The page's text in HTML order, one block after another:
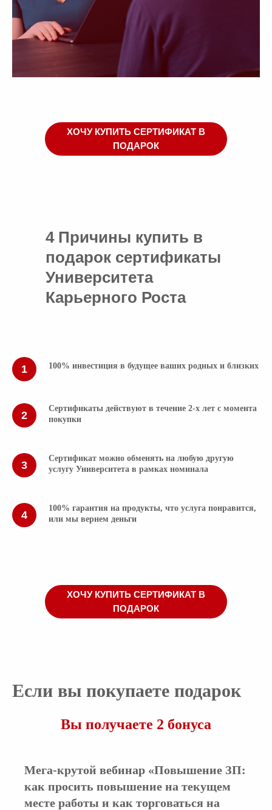
ХОЧУ КУПИТЬ СЕРТИФИКАТ В
ПОДАРОК
4 Причины купить в
подарок сертификаты
Университета
Карьерного Роста
100% инвестиция в будущее ваших родных и близких
Сертификаты действуют в течение 2-х лет с момента
покупки
Сертификат можно обменять на любую другую
услугу Университета в рамках номинала
100% гарантия на продукты, что услуга понравится,
или мы вернем деньги
ХОЧУ КУПИТЬ СЕРТИФИКАТ В
ПОДАРОК
Если вы покупаете подарок
Вы получаете 2 бонуса
Мега-крутой вебинар «Повышение ЗП:
как просить повышение на текущем
месте работы и как торговаться на